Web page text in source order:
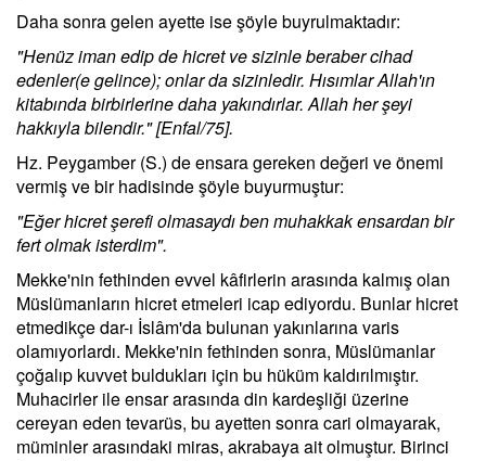
Daha sonra gelen ayette ise şöyle buyrulmaktadır:
"Henüz iman edip de hicret ve sizinle beraber cihad
edenler(e gelince); onlar da sizinledir. Hısımlar Allah'ın
kitabında birbirlerine daha yakındırlar. Allah her şeyi
hakkıyla bilendir." [Enfal/75].
Hz. Peygamber (S.) de ensara gereken değeri ve önemi
vermiş ve bir hadisinde şöyle buyurmuştur:
"Eğer hicret şerefi olmasaydı ben muhakkak ensardan bir
fert olmak isterdim".
Mekke'nin fethinden evvel kâfirlerin arasında kalmış olan
Müslümanların hicret etmeleri icap ediyordu. Bunlar hicret
etmedikçe dar-ı İslâm'da bulunan yakınlarına varis
olamıyorlardı. Mekke'nin fethinden sonra, Müslümanlar
çoğalıp kuvvet buldukları için bu hüküm kaldırılmıştır.
Muhacirler ile ensar arasında din kardeşliği üzerine
cereyan eden tevarüs, bu ayetten sonra cari olmayarak,
müminler arasındaki miras, akrabaya ait olmuştur. Birinci